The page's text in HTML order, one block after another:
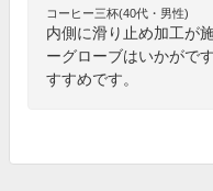
コーヒー三杯(40代・男性)
内側に滑り止め加工が
ーグローブはいかがで
すすめです。